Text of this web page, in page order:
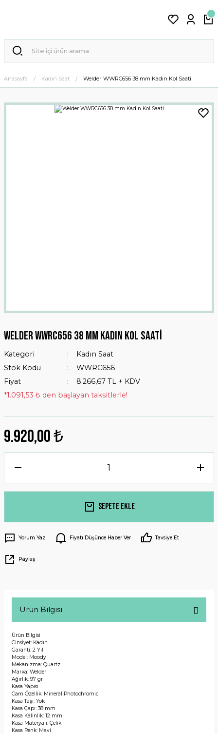
Anasayfa Kadın Saat Welder WWRC656 38 mm Kadın Kol Saati
Welder WWRC656 38 mm Kadın Kol Saati
Kategori
Kadın Saat
Stok Kodu
WWRC656
Fiyat
8.266,67 TL + KDV
*1.091,53 ₺ den başlayan taksitlerle!
9.920,00 ₺
Sepete Ekle
Yorum Yaz Fiyatı Düşünce Haber Ver Tavsiye Et
Paylaş
Ürün Bilgisi
Ürün Bilgisi
Cinsiyet: Kadın
Garanti: 2 Yıl
Model: Moody
Mekanizma: Quartz
Marka: Welder
Ağırlık: 97 gr
Kasa Yapısı
Cam Özellik: Mineral Photochromic
Kasa Taşı: Yok
Kasa Çapı: 38 mm
Kasa Kalinlik: 12 mm
Kasa Materyali: Çelik
Kasa Renk: Mavi